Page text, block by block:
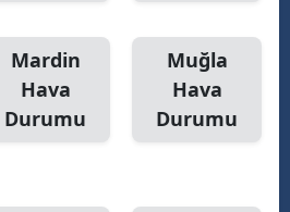
Mardin
Hava
Durumu
Muğla
Hava
Durumu